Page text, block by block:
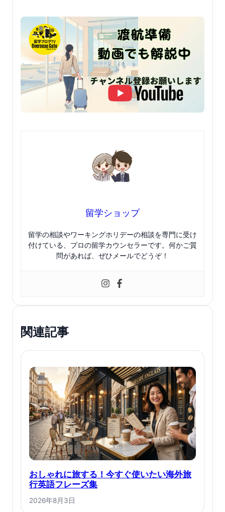
留学ショップ
留学の相談やワーキングホリデーの相談を専門に受け
付けている、プロの留学カウンセラーです。何かご質
問があれば、ぜひメールでどうぞ！
関連記事
おしゃれに旅する！今すぐ使いたい海外旅
行英語フレーズ集
2026年8月3日